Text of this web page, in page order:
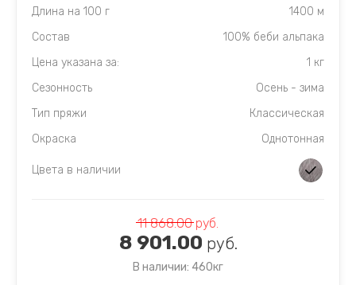
Длина на 100 г
1400 м
Состав
100% беби альпака
Цена указана за:
1 кг
Сезонность
Осень - зима
Тип пряжи
Классическая
Окраска
Однотонная
Цвета в наличии
11 868.00руб.
8 901.00 руб.
В наличии: 460кг